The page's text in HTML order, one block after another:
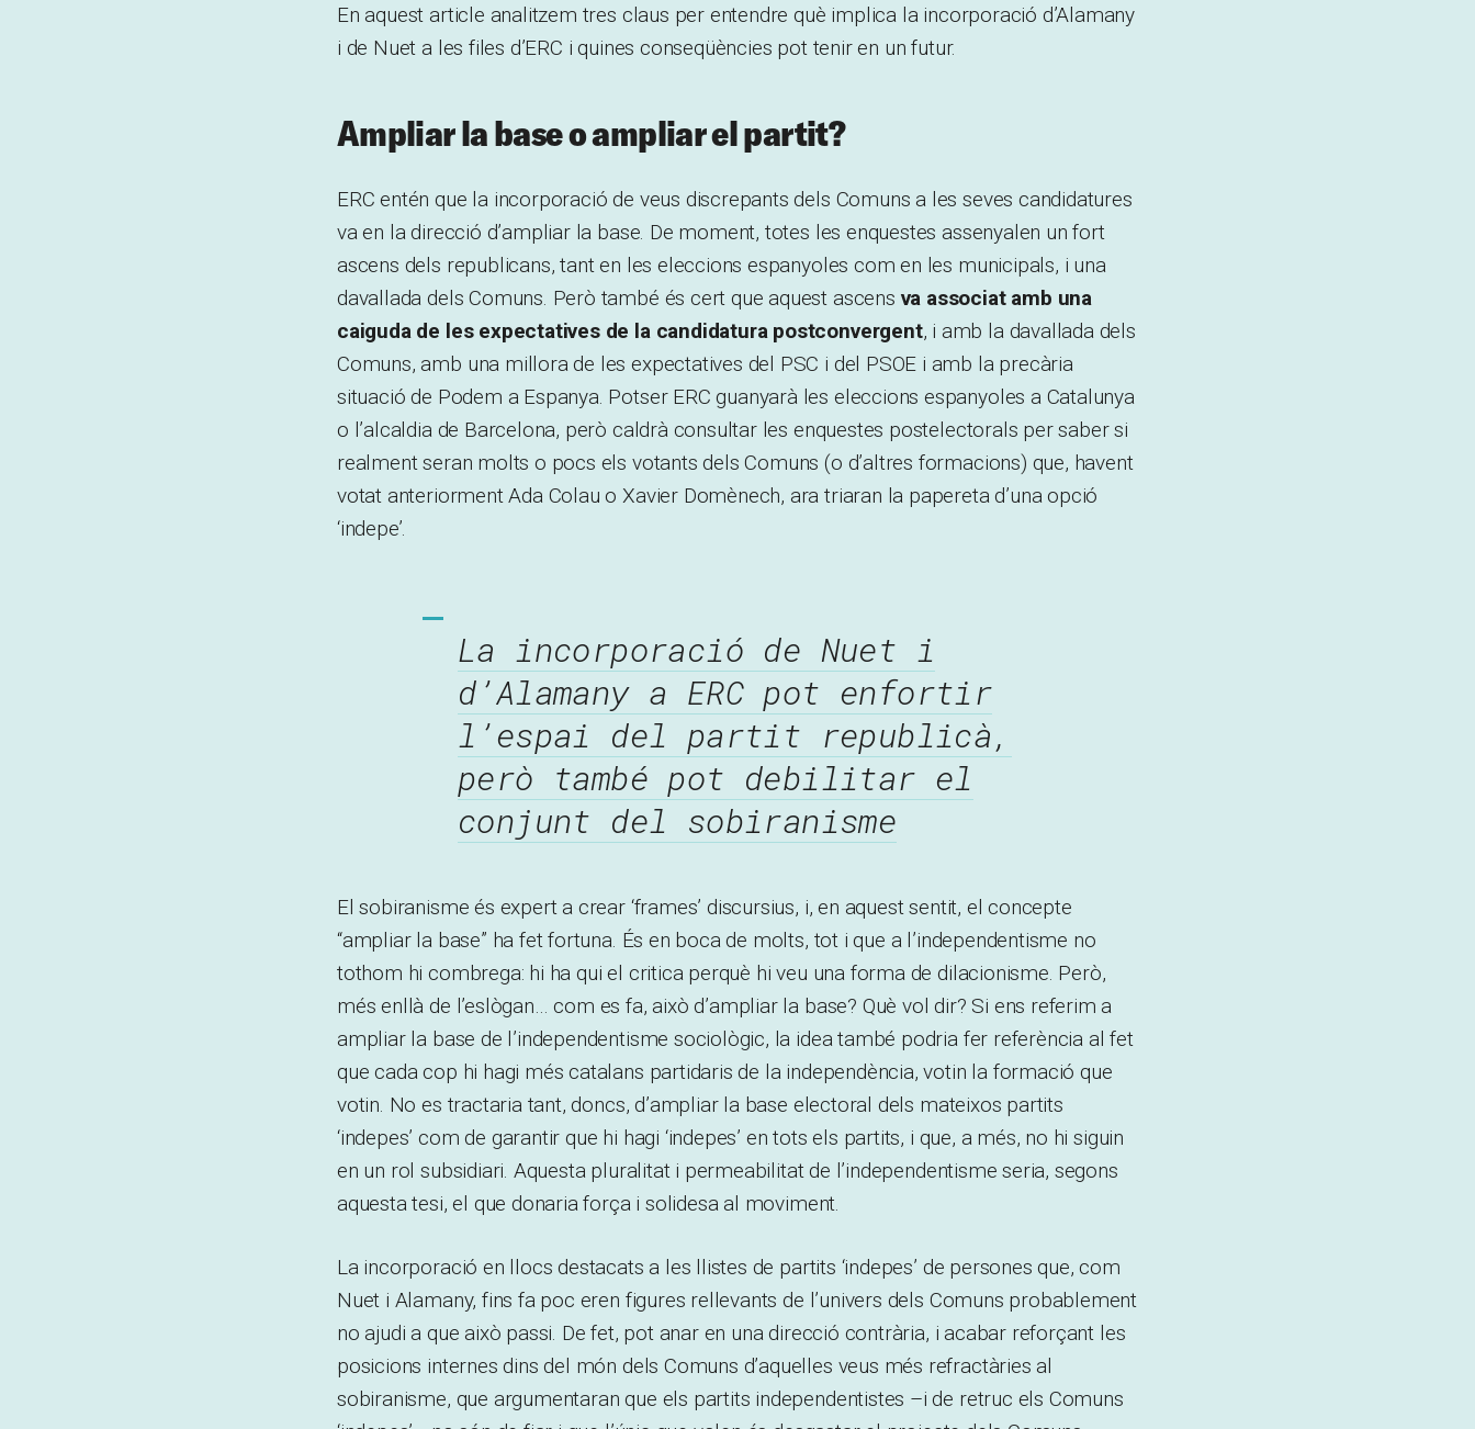
En aquest article analitzem tres claus per entendre què implica la incorporació d’Alamany
i de Nuet a les files d’ERC i quines conseqüències pot tenir en un futur.
Ampliar la base o ampliar el partit?
ERC entén que la incorporació de veus discrepants dels Comuns a les seves candidatures
va en la direcció d’ampliar la base. De moment, totes les enquestes assenyalen un fort
ascens dels republicans, tant en les eleccions espanyoles com en les municipals, i una
davallada dels Comuns. Però també és cert que aquest ascens va associat amb una
caiguda de les expectatives de la candidatura postconvergent, i amb la davallada dels
Comuns, amb una millora de les expectatives del PSC i del PSOE i amb la precària
situació de Podem a Espanya. Potser ERC guanyarà les eleccions espanyoles a Catalunya
o l’alcaldia de Barcelona, però caldrà consultar les enquestes postelectorals per saber si
realment seran molts o pocs els votants dels Comuns (o d’altres formacions) que, havent
votat anteriorment Ada Colau o Xavier Domènech, ara triaran la papereta d’una opció
‘indepe’.
La incorporació de Nuet i
d’Alamany a ERC pot enfortir
l’espai del partit republicà,
però també pot debilitar el
conjunt del sobiranisme
El sobiranisme és expert a crear ‘frames’ discursius, i, en aquest sentit, el concepte
“ampliar la base” ha fet fortuna. És en boca de molts, tot i que a l’independentisme no
tothom hi combrega: hi ha qui el critica perquè hi veu una forma de dilacionisme. Però,
més enllà de l’eslògan… com es fa, això d’ampliar la base? Què vol dir? Si ens referim a
ampliar la base de l’independentisme sociològic, la idea també podria fer referència al fet
que cada cop hi hagi més catalans partidaris de la independència, votin la formació que
votin. No es tractaria tant, doncs, d’ampliar la base electoral dels mateixos partits
‘indepes’ com de garantir que hi hagi ‘indepes’ en tots els partits, i que, a més, no hi siguin
en un rol subsidiari. Aquesta pluralitat i permeabilitat de l’independentisme seria, segons
aquesta tesi, el que donaria força i solidesa al moviment.
La incorporació en llocs destacats a les llistes de partits ‘indepes’ de persones que, com
Nuet i Alamany, fins fa poc eren figures rellevants de l’univers dels Comuns probablement
no ajudi a que això passi. De fet, pot anar en una direcció contrària, i acabar reforçant les
posicions internes dins del món dels Comuns d’aquelles veus més refractàries al
sobiranisme, que argumentaran que els partits independentistes –i de retruc els Comuns